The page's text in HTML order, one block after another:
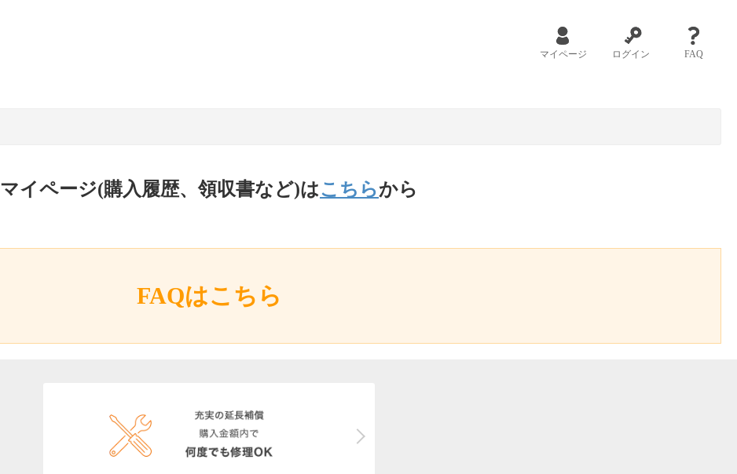
マイページ ログイン FAQ
マイページ(購入履歴、領収書など)はこちらから
FAQはこちら